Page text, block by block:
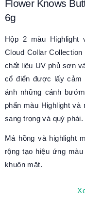
Flower Knows
6g
Hộp 2 màu Highlight
Cloud Collar Collection
chất liệu UV phủ sơn
cổ điển được lấy cảm
ảnh những cánh
phấn màu Highlight và
sang trọng và quý phái.
Má hồng và highlight
rộng tạo hiệu ứng
khuôn mặt.